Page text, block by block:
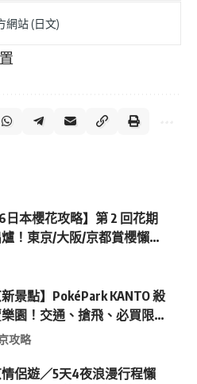
網站 (日文)
日本櫻花攻略】第 2 回花期
！東京/大阪/京都賞櫻懶人
新時間表)
新景點】PokéPark KANTO 殺
園！交通、搶飛、必買限
攻略
攻略
侶遊／5天4夜浪漫行程懶